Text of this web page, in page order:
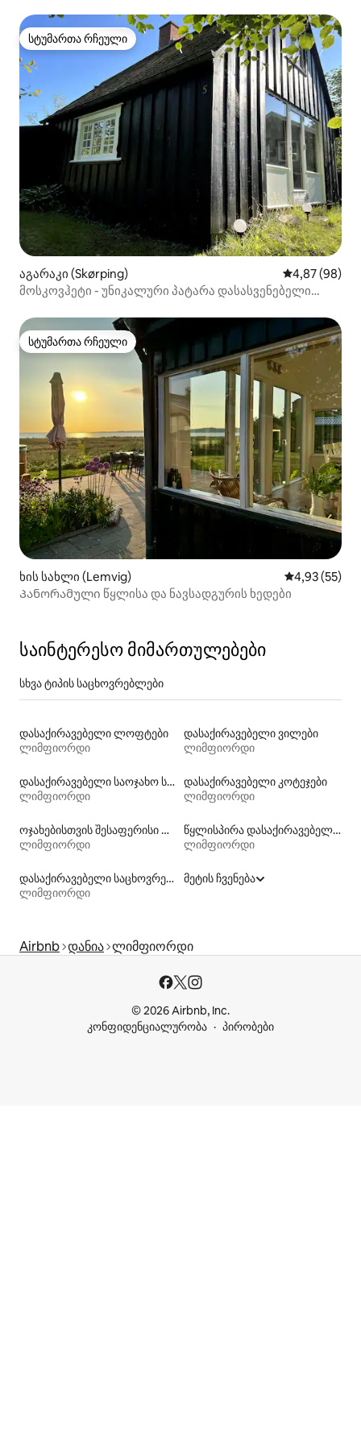
სტუმართა რჩეული
სტუმართა რჩეული
აგარაკი (Skørping) საშუალო
4,87 (98)
მოსკოვჰეტი - უნიკალური პატარა დასასვენებელი
სტუმართა რჩეული
სტუმართა რჩეული
ხის სახლი (Lemvig) საშუალო
4,93 (55)
Პანორამული წყლისა და ნავსადგურის ხედები
საინტერესო მიმართულებები
სხვა ტიპის საცხოვრებლები
დასაქირავებელი ლოფტები
ლიმფიორდი
დასაქირავებელი ვილები
ლიმფიორდი
დასაქირავებელი საოჯახო სასტუმროები
ლიმფიორდი
დასაქირავებელი კოტეჯები
ლიმფიორდი
ოჯახებისთვის შესაფერისი დასაქირავებელი საცხოვრებლები
ლიმფიორდი
წყლისპირა დასაქირავებელი საცხოვრებლები
ლიმფიორდი
დასაქირავებელი საცხოვრებლები აუზებით
ლიმფიორდი
მეტის ჩვენება
Airbnb დანია ლიმფიორდი
© 2026 Airbnb, Inc.
კონფიდენციალურობა
პირობები